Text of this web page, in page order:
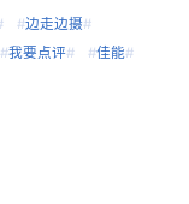
#边走边摄#
#我要点评# #佳能#